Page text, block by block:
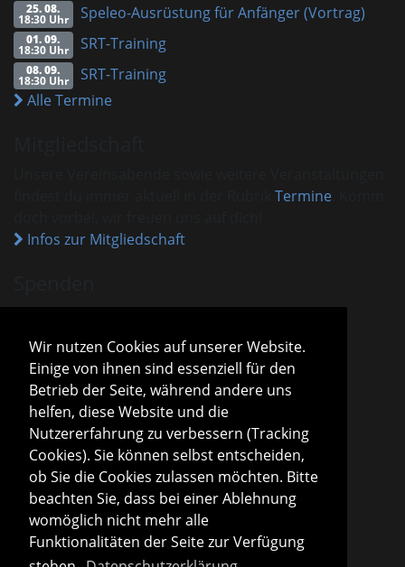
Wir nutzen Cookies auf unserer Website.
Einige von ihnen sind essenziell für den
Betrieb der Seite, während andere uns
helfen, diese Website und die
Nutzererfahrung zu verbessern (Tracking
Cookies). Sie können selbst entscheiden,
ob Sie die Cookies zulassen möchten. Bitte
beachten Sie, dass bei einer Ablehnung
womöglich nicht mehr alle
Funktionalitäten der Seite zur Verfügung
25. 08.
18:30 Uhr Speleo-Ausrüstung für Anfänger (Vortrag)
01. 09.
18:30 Uhr SRT-Training
08. 09.
18:30 Uhr
SRT-Training
Alle Termine
Termine
Infos zur Mitgliedschaft
VHM ist als gemeinnützig anerkannt.
Spenden und Beiträge sind mit dem aktuellen
Freistellungsbescheid steuerlich absetzbar.
Sparda-Bank München
IBAN
DE13 7009 0500 0001 2800 15
GENODEF1S04
Infos zu Spenden
Vorstand
Roland Konopac
Erster Vorsitzender des Vorstandes
Martina Lachmuth
Zweite Vorsitzende des Vorstandes